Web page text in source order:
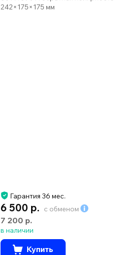
242×175×175 мм
Гарантия 36 мес.
6 500 р. с обменом
7 200 р.
в наличии
Купить